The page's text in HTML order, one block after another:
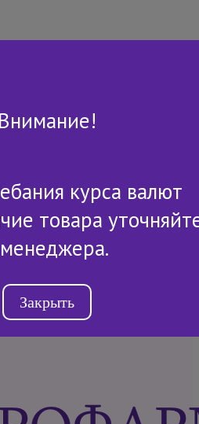
конфиденциальности
2-507-607
Внимание!
курса валют
товара
Закрыть